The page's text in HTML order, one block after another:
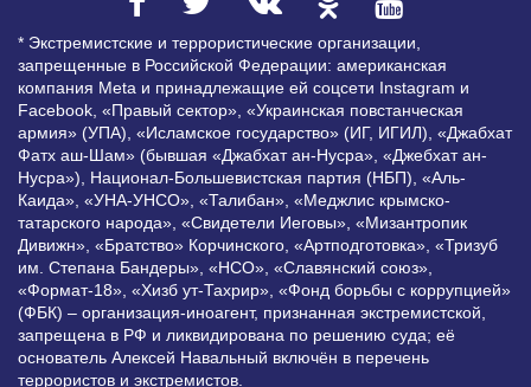
* Экстремистские и террористические организации,
запрещенные в Российской Федерации: американская
компания Meta и принадлежащие ей соцсети Instagram и
Facebook, «Правый сектор», «Украинская повстанческая
армия» (УПА), «Исламское государство» (ИГ, ИГИЛ), «Джабхат
Фатх аш-Шам» (бывшая «Джабхат ан-Нусра», «Джебхат ан-
Нусра»), Национал-Большевистская партия (НБП), «Аль-
Каида», «УНА-УНСО», «Талибан», «Меджлис крымско-
татарского народа», «Свидетели Иеговы», «Мизантропик
Дивижн», «Братство» Корчинского, «Артподготовка», «Тризуб
им. Степана Бандеры», «НСО», «Славянский союз»,
«Формат-18», «Хизб ут-Тахрир», «Фонд борьбы с коррупцией»
(ФБК) – организация-иноагент, признанная экстремистской,
запрещена в РФ и ликвидирована по решению суда; её
основатель Алексей Навальный включён в перечень
террористов и экстремистов.